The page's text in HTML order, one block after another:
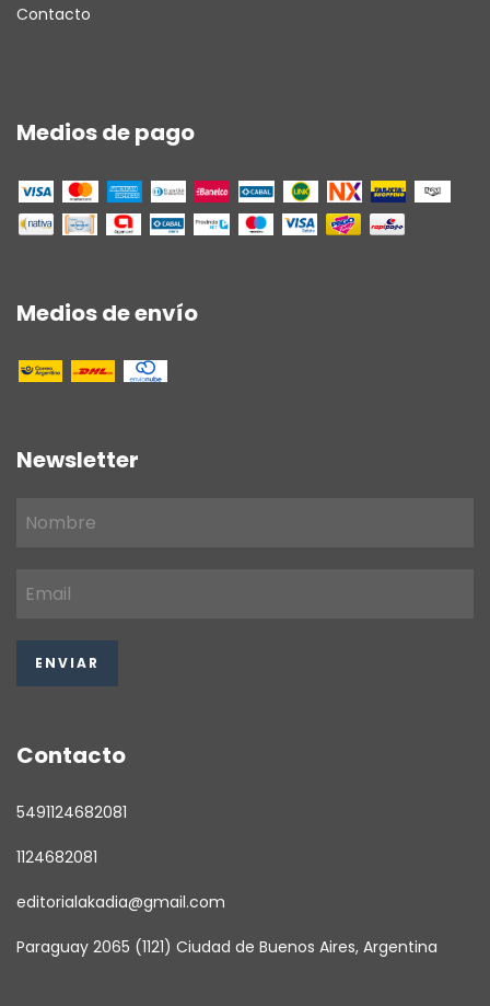
Contacto
Medios de pago
Medios de envío
Newsletter
Contacto
5491124682081
1124682081
editorialakadia@gmail.com
Paraguay 2065 (1121) Ciudad de Buenos Aires, Argentina